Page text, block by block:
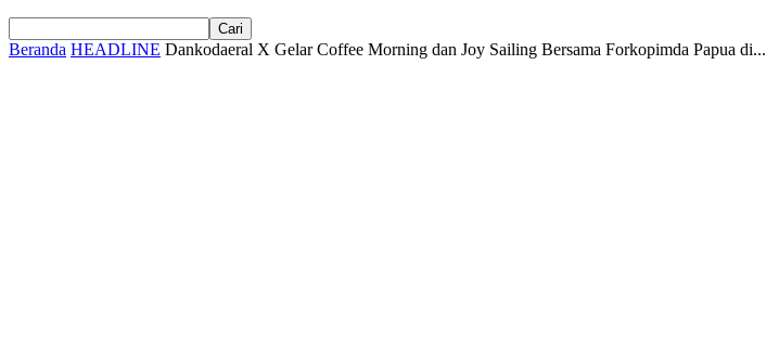
Beranda HEADLINE Dankodaeral X Gelar Coffee Morning dan Joy Sailing Bersama Forkopimda Papua di...